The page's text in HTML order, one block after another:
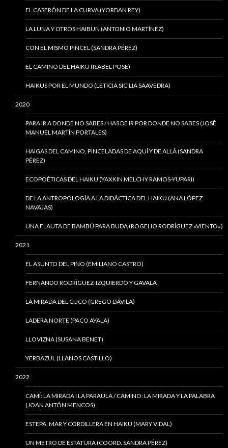
EL CASERÓN DE LA CURVA (YORDAN REY)
LA LUNA Y OTROS HAIBUN (ANTONIO MARTÍNEZ)
CON EL MISMO PINCEL (SANDRA PÉREZ)
EL CAMINO DEL HAIKU (ISABEL POSE)
HAIKUS POR EL MUNDO (LETICIA SICILIA SAAVEDRA)
2020
PARA IR A DONDE NO SABES / HAS DE IR POR DONDE NO SABES (JOSÉ
MANUEL MARTÍN PORTALES)
HAIGAS DEL CAMINO, PINCELADAS DE AQUÍ Y DE ALLÁ (SANDRA
PÉREZ)
ECOPOÉTICAS DEL HAIKU (YAXKIN MELCHY RAMOS-YUPARI)
DE LA ANTROPOLOGÍA A LA DIDÁCTICA DEL HAIKU (ANA LÓPEZ
NAVAJAS)
UNA FLAUTA DE BAMBÚ PARA BUDA (ROGELIO RODRÍGUEZ «VIENTO»)
2021
EL ASUNTO DEL PINO (EMILIANO CASTRO)
FERNANDO RODRÍGUEZ-IZQUIERDO Y GAVALA
LA MIRADA DEL CUCO (GREGO DÁVILA)
LADERA NORTE (PACO AYALA)
LLOVIZNA (SUSANA BENET)
YERBAZUL (LLANOS CASTILLO)
2022
CAMÍ: LA MIRADA I LA PARAULA / CAMINO: LA MIRADA Y LA PALABRA
(JOAN ANTÓN MENCOS)
ESTEPA, MAR Y CORDILLERA EN HAIKU (MARY VIDAL)
UN METRO DE ESTATURA (COORD. SANDRA PÉREZ)